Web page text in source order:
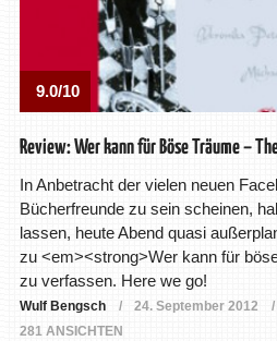
9.0/10
Review: Wer kann für Böse Träume –
In Anbetracht der vielen neuen
Bücherfreunde zu sein scheinen,
lassen, heute Abend quasi
zu <em><strong>Wer kann für
zu verfassen. Here we go!
Wulf Bengsch 24. September 2012
281 ANSICHTEN